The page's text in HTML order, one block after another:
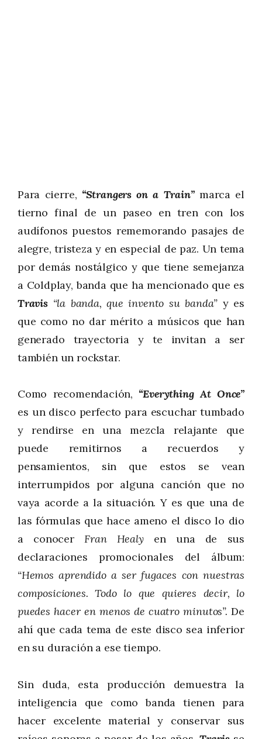
Para cierre, “Strangers on a Train” marca el
tierno final de un paseo en tren con los
audífonos puestos rememorando pasajes de
alegre, tristeza y en especial de paz. Un tema
por demás nostálgico y que tiene semejanza
a Coldplay, banda que ha mencionado que es
Travis “la banda, que invento su banda” y es
que como no dar mérito a músicos que han
generado trayectoria y te invitan a ser
también un rockstar.
Como recomendación, “Everything At Once”
es un disco perfecto para escuchar tumbado
y rendirse en una mezcla relajante que
puede remitirnos a recuerdos y
pensamientos, sin que estos se vean
interrumpidos por alguna canción que no
vaya acorde a la situación. Y es que una de
las fórmulas que hace ameno el disco lo dio
a conocerFran Healyen una de sus
declaraciones promocionales del álbum:
“Hemos aprendido a ser fugaces con nuestras
composiciones. Todo lo que quieres decir, lo
puedes hacer en menos de cuatro minutos”. De
ahí que cada tema de este disco sea inferior
en su duración a ese tiempo.
Sin duda, esta producción demuestra la
inteligencia que como banda tienen para
hacer excelente material y conservar sus